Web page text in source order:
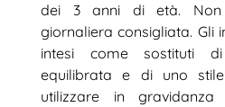
dei 3 anni di età. Non
giornaliera consigliata. Gli
intesi come sostituti
equilibrata e di uno
utilizzare in